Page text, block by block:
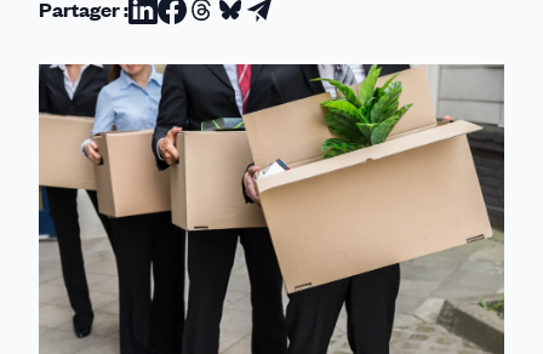
Partager :Partager
sur
Linkedin
Partager
sur
Facebook
Partager
sur
Threads
Partager
sur
Bluesky
Partager
par
email